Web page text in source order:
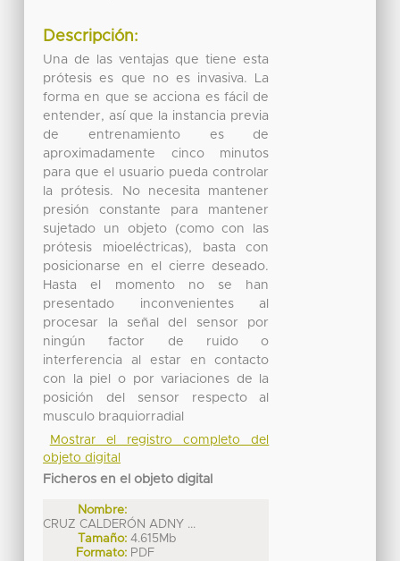
Descripción:
Una de las ventajas que tiene esta
prótesis es que no es invasiva. La
forma en que se acciona es fácil de
entender, así que la instancia previa
de entrenamiento es de
aproximadamente cinco minutos
para que el usuario pueda controlar
la prótesis. No necesita mantener
presión constante para mantener
sujetado un objeto (como con las
prótesis mioeléctricas), basta con
posicionarse en el cierre deseado.
Hasta el momento no se han
presentado inconvenientes al
procesar la señal del sensor por
ningún factor de ruido o
interferencia al estar en contacto
con la piel o por variaciones de la
posición del sensor respecto al
musculo braquiorradial
Mostrar el registro completo del
objeto digital
Ficheros en el objeto digital
Nombre:
CRUZ CALDERÓN ADNY ...
Tamaño: 4.615Mb
Formato: PDF